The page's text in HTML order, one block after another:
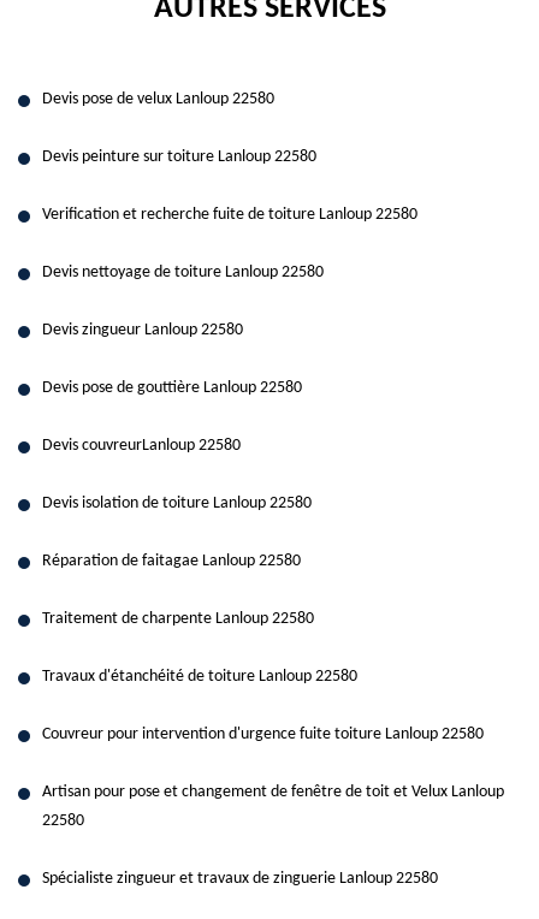
AUTRES SERVICES
Devis pose de velux Lanloup 22580
Devis peinture sur toiture Lanloup 22580
Verification et recherche fuite de toiture Lanloup 22580
Devis nettoyage de toiture Lanloup 22580
Devis zingueur Lanloup 22580
Devis pose de gouttière Lanloup 22580
Devis couvreurLanloup 22580
Devis isolation de toiture Lanloup 22580
Réparation de faitagae Lanloup 22580
Traitement de charpente Lanloup 22580
Travaux d'étanchéité de toiture Lanloup 22580
Couvreur pour intervention d'urgence fuite toiture Lanloup 22580
Artisan pour pose et changement de fenêtre de toit et Velux Lanloup
22580
Spécialiste zingueur et travaux de zinguerie Lanloup 22580